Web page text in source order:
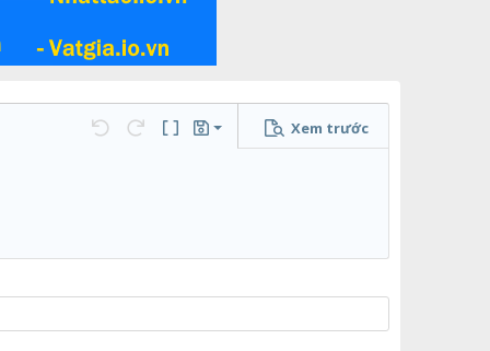
Undo Redo Toggle BB code
Bản thảo
Lưu nháp
Xem trước